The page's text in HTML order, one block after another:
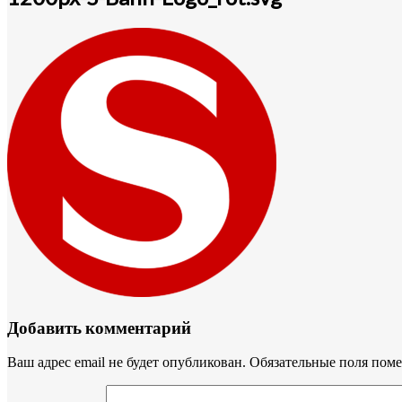
Добавить комментарий
Ваш адрес email не будет опубликован. Обязательные поля